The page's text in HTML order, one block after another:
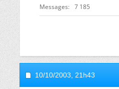
Messages 7 185
10/10/2003, 21h43